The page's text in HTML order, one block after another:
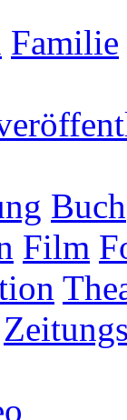
Familie
Buch
Film